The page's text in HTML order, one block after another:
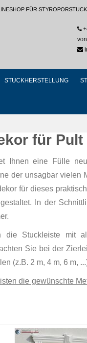
FÜR
STUCKHERSTELLUNG
für Pult
Ihnen eine Fülle
der unsagbar vielen
für dieses
In der
Stuckleiste mit
Sie bei der
(z.B. 2 m, 4 m, 6 m,
die gewünschte